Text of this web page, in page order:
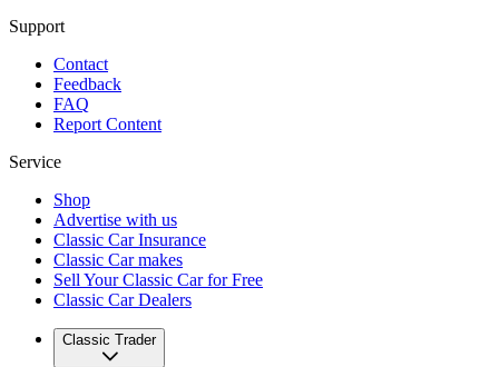
Support
Contact
Feedback
FAQ
Report Content
Service
Shop
Advertise with us
Classic Car Insurance
Classic Car makes
Sell Your Classic Car for Free
Classic Car Dealers
Classic Trader